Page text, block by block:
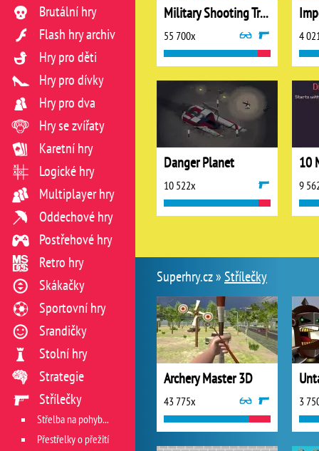
Military Shooting Training
55 700x 4
Danger Planet
10 522x
10
9
Superhry.cz »Střílečky
Archery Master 3D
43 775x 3
Brutální hry
Flash hry archiv
Hry pro děti
Hry pro dívky
Hry pro dva
Hry se zvířaty
Karetní hry
Logické hry
Multiplayer hry
Oddechové hry
Postřehové hry
Retro hry
Skákačky
Sportovní hry
Srandičky
Stolní hry
Strategie
Střílečky
Střelba na pohyblivý cíl
Přestřelky o přežití